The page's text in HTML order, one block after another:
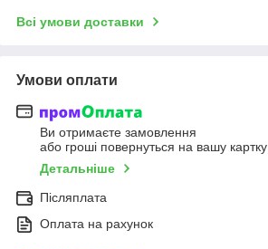
Всі умови доставки
Умови оплати
Ви отримаєте замовлення
або гроші повернуться на вашу картку
Детальніше
Післяплата
Оплата на рахунок